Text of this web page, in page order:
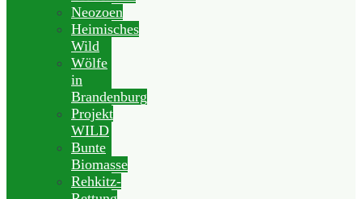
Neozoen
Heimisches
Wild
Wölfe
in
Brandenburg
Projekt
WILD
Bunte
Biomasse
Rehkitz-